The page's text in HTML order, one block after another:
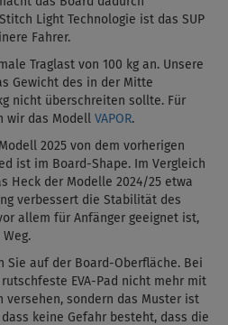
Light Technologie ist das SUP
Fahrer.
Traglast von 100 kg an. Unsere
Gewicht des in der Mitte
kg nicht überschreiten sollte. Für
wir das Modell VAPOR.
2025 von dem vorherigen
ist im Board-Shape. Im Vergleich
Heck der Modelle 2024/25 etwa
verbessert die Stabilität des
allem für Anfänger geeignet ist,
Sie auf der Board-Oberfläche. Bei
EVA-Pad nicht mehr mit
versehen, sondern das Muster ist
keine Gefahr besteht, dass die